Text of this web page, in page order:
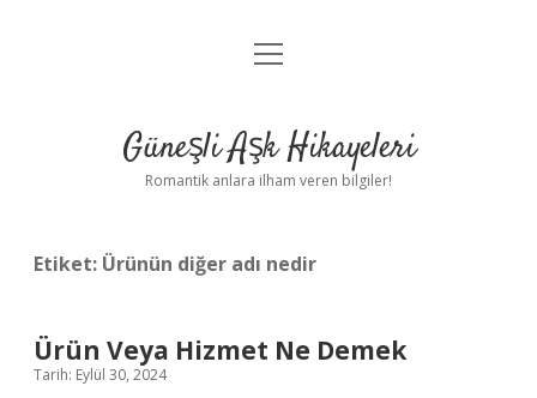
Anasayfa
Yasal Uyarı
menüyü
Güneşli Aşk Hikayeleri
Romantik anlara ilham veren bilgiler!
Etiket: Ürünün diğer adı nedir
Ürün Veya Hizmet Ne Demek
Tarih: Eylül 30, 2024